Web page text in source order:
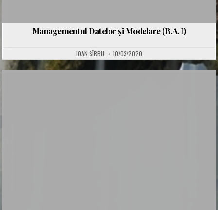
Managementul Datelor și Modelare (B.A. I)
IOAN SÎRBU 10/03/2020